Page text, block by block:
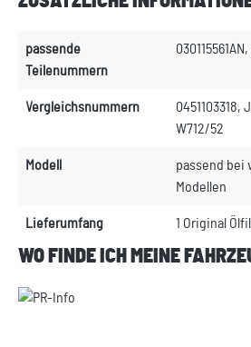
passende
Teilenummern
Vergleichsnummern
0451103318,
W712/52
Modell
passend bei
Modellen
Lieferumfang 1 Original
WO FINDE ICH MEINE